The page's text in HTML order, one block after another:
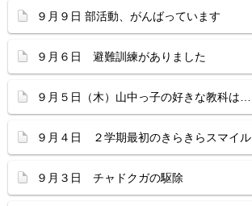
９月９日 部活動、がんばっています
９月６日 避難訓練がありました
９月５日（木）山中っ子の好きな教科は…
９月４日 ２学期最初のきらきらスマイル
９月３日 チャドクガの駆除